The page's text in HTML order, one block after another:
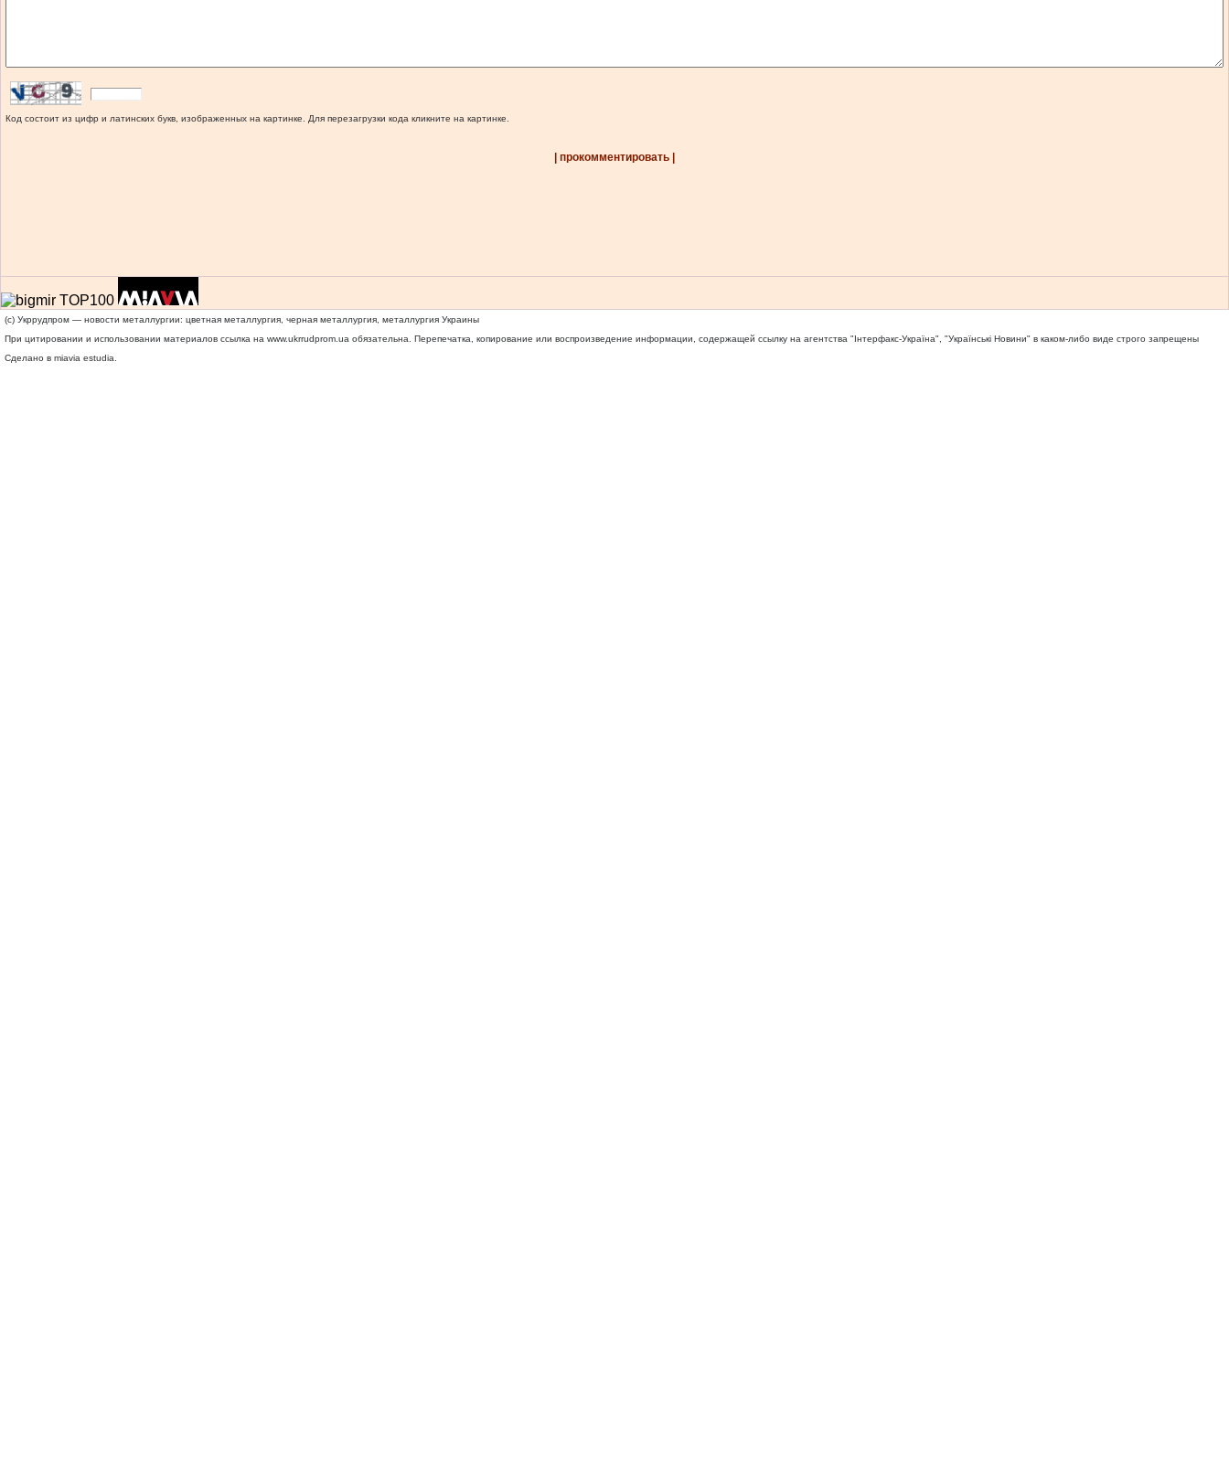
Код состоит из цифр и латинских букв, изображенных на картинке. Для перезагрузки кода кликните на картинке.
| прокомментировать |
(c) Укррудпром — новости металлургии: цветная металлургия, черная металлургия, металлургия Украины
При цитировании и использовании материалов ссылка на www.ukrrudprom.ua обязательна. Перепечатка, копирование или воспроизведение информации, содержащей ссылку на агентства "Iнтерфакс-Україна", "Українськi Новини" в каком-либо виде строго запрещены
Сделано в miavia estudia.